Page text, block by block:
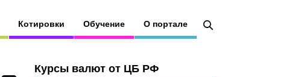
Котировки Обучение О портале
Курсы валют от ЦБ РФ